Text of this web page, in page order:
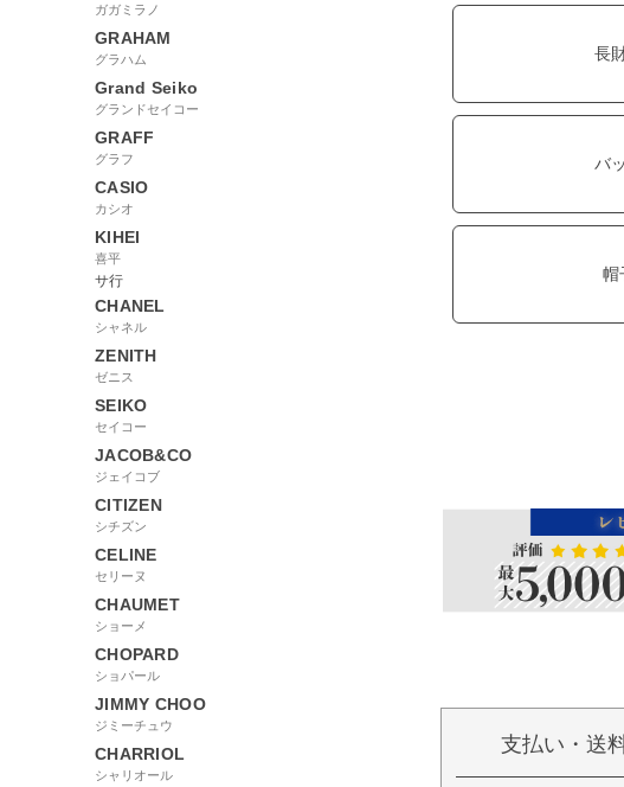
ガガミラノ
GRAHAM
グラハム
Grand Seiko
グランドセイコー
GRAFF
グラフ
CASIO
カシオ
KIHEI
喜平
サ行
CHANEL
シャネル
ZENITH
ゼニス
SEIKO
セイコー
JACOB&CO
ジェイコブ
CITIZEN
シチズン
CELINE
セリーヌ
CHAUMET
ショーメ
CHOPARD
ショパール
JIMMY CHOO
ジミーチュウ
CHARRIOL
シャリオール
長
バ
帽
支払い・送